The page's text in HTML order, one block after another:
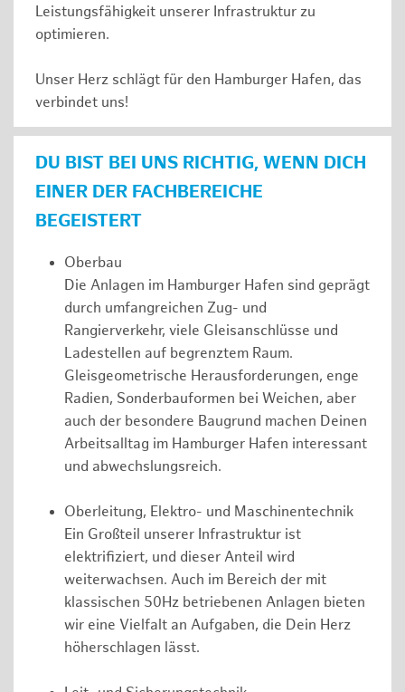
Leistungsfähigkeit unserer Infrastruktur zu
optimieren.
Unser Herz schlägt für den Hamburger Hafen, das
verbindet uns!
DU BIST BEI UNS RICHTIG, WENN DICH
EINER DER FACHBEREICHE
BEGEISTERT
Oberbau
Die Anlagen im Hamburger Hafen sind geprägt
durch umfangreichen Zug- und
Rangierverkehr, viele Gleisanschlüsse und
Ladestellen auf begrenztem Raum.
Gleisgeometrische Herausforderungen, enge
Radien, Sonderbauformen bei Weichen, aber
auch der besondere Baugrund machen Deinen
Arbeitsalltag im Hamburger Hafen interessant
und abwechslungsreich.
Oberleitung, Elektro- und Maschinentechnik
Ein Großteil unserer Infrastruktur ist
elektrifiziert, und dieser Anteil wird
weiterwachsen. Auch im Bereich der mit
klassischen 50Hz betriebenen Anlagen bieten
wir eine Vielfalt an Aufgaben, die Dein Herz
höherschlagen lässt.